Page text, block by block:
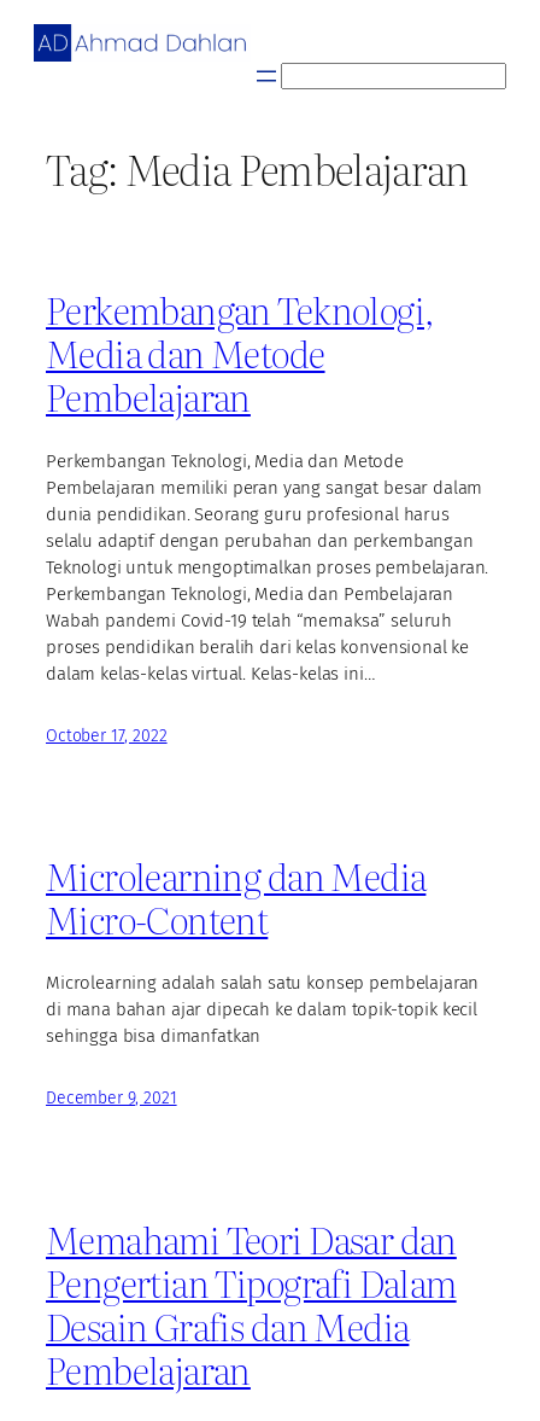
Skip
c
Tag: Media Pembelajaran
Perkembangan Teknologi,
Media dan Metode
Pembelajaran
Perkembangan Teknologi, Media dan Metode
Pembelajaran memiliki peran yang sangat besar dalam
dunia pendidikan. Seorang guru profesional harus
selalu adaptif dengan perubahan dan perkembangan
Teknologi untuk mengoptimalkan proses pembelajaran.
Perkembangan Teknologi, Media dan Pembelajaran
Wabah pandemi Covid-19 telah “memaksa” seluruh
proses pendidikan beralih dari kelas konvensional ke
dalam kelas-kelas virtual. Kelas-kelas ini…
October 17, 2022
Microlearning dan Media
Micro-Content
Microlearning adalah salah satu konsep pembelajaran
di mana bahan ajar dipecah ke dalam topik-topik kecil
sehingga bisa dimanfatkan
December 9, 2021
Memahami Teori Dasar dan
Pengertian Tipografi Dalam
Desain Grafis dan Media
Pembelajaran